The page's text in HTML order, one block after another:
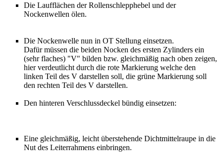
Die Laufflächen der Rollenschlepphebel und der
Nockenwellen ölen.
Die Nockenwelle nun in OT Stellung einsetzen.
Dafür müssen die beiden Nocken des ersten Zylinders ein
(sehr flaches) "V" bilden bzw. gleichmäßig nach oben zeigen,
hier verdeutlicht durch die rote Markierung welche den
linken Teil des V darstellen soll, die grüne Markierung soll
den rechten Teil des V darstellen.
Den hinteren Verschlussdeckel bündig einsetzen:
Eine gleichmäßig, leicht überstehende Dichtmittelraupe in die
Nut des Leiterrahmens einbringen.